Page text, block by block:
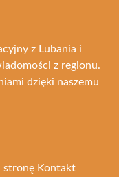
z Lubania i
z regionu.
dzięki naszemu
stronę Kontakt